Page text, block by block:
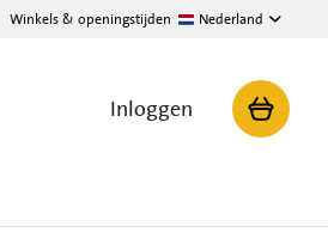
Winkels & openingstijden Nederland
Inloggen